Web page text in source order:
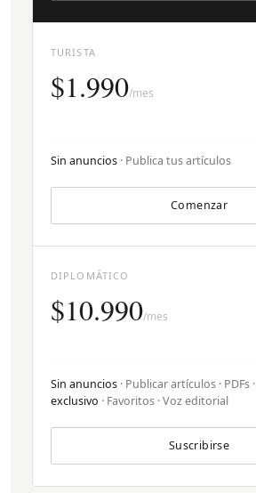
TURISTA
$1.990/mes
Sin anuncios · Publica tus artículos
Comenzar
DIPLOMÁTICO
$10.990/mes
Sin anuncios · Publicar artículos · PDFs ·
exclusivo · Favoritos · Voz editorial
Suscribirse